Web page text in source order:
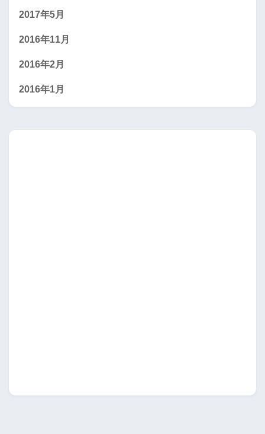
2017年5月
2016年11月
2016年2月
2016年1月